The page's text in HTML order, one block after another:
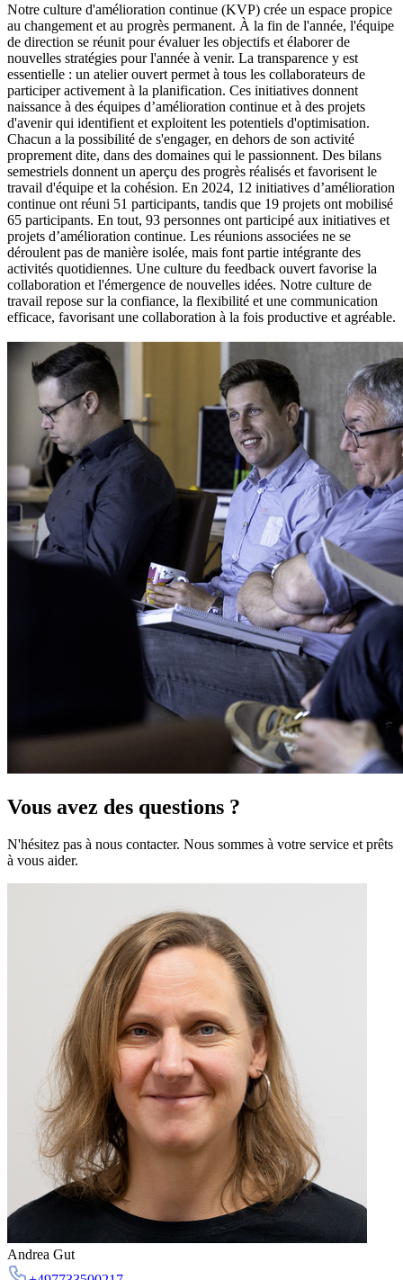
Notre culture d'amélioration continue (KVP) crée un espace propice
au changement et au progrès permanent. À la fin de l'année, l'équipe
de direction se réunit pour évaluer les objectifs et élaborer de
nouvelles stratégies pour l'année à venir. La transparence y est
essentielle : un atelier ouvert permet à tous les collaborateurs de
participer activement à la planification. Ces initiatives donnent
naissance à des équipes d’amélioration continue et à des projets
d'avenir qui identifient et exploitent les potentiels d'optimisation.
Chacun a la possibilité de s'engager, en dehors de son activité
proprement dite, dans des domaines qui le passionnent. Des bilans
semestriels donnent un aperçu des progrès réalisés et favorisent le
travail d'équipe et la cohésion. En 2024, 12 initiatives d’amélioration
continue ont réuni 51 participants, tandis que 19 projets ont mobilisé
65 participants. En tout, 93 personnes ont participé aux initiatives et
projets d’amélioration continue. Les réunions associées ne se
déroulent pas de manière isolée, mais font partie intégrante des
activités quotidiennes. Une culture du feedback ouvert favorise la
collaboration et l'émergence de nouvelles idées. Notre culture de
travail repose sur la confiance, la flexibilité et une communication
efficace, favorisant une collaboration à la fois productive et agréable.
Vous avez des questions ?
N'hésitez pas à nous contacter. Nous sommes à votre service et prêts
à vous aider.
Andrea Gut